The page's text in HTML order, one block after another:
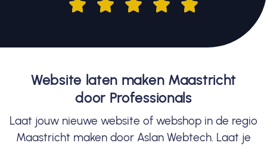
Website laten maken Maastricht
door Professionals
Laat jouw nieuwe website of webshop in de regio
Maastricht maken door Aslan Webtech. Laat je